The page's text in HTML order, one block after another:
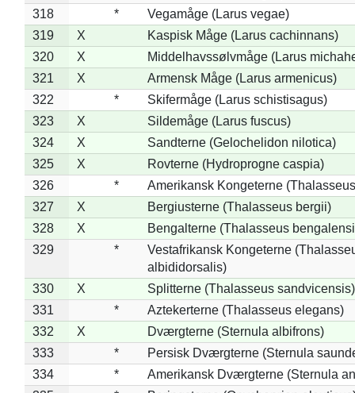
318
*
Vegamåge (Larus vegae)
319
X
Kaspisk Måge (Larus cachinnans)
320
X
Middelhavssølvmåge (Larus
321
X
Armensk Måge (Larus armenicus)
322
*
Skifermåge (Larus schistisagus)
323
X
Sildemåge (Larus fuscus)
324
X
Sandterne (Gelochelidon nilotica)
325
X
Rovterne (Hydroprogne caspia)
326
*
Amerikansk Kongeterne
327
X
Bergiusterne (Thalasseus bergii)
328
X
Bengalterne (Thalasseus
329
*
Vestafrikansk Kongeterne
albididorsalis)
330
X
Splitterne (Thalasseus sandvicensis)
331
*
Aztekerterne (Thalasseus elegans)
332
X
Dværgterne (Sternula albifrons)
333
*
Persisk Dværgterne (Sternula
334
*
Amerikansk Dværgterne (Sternula